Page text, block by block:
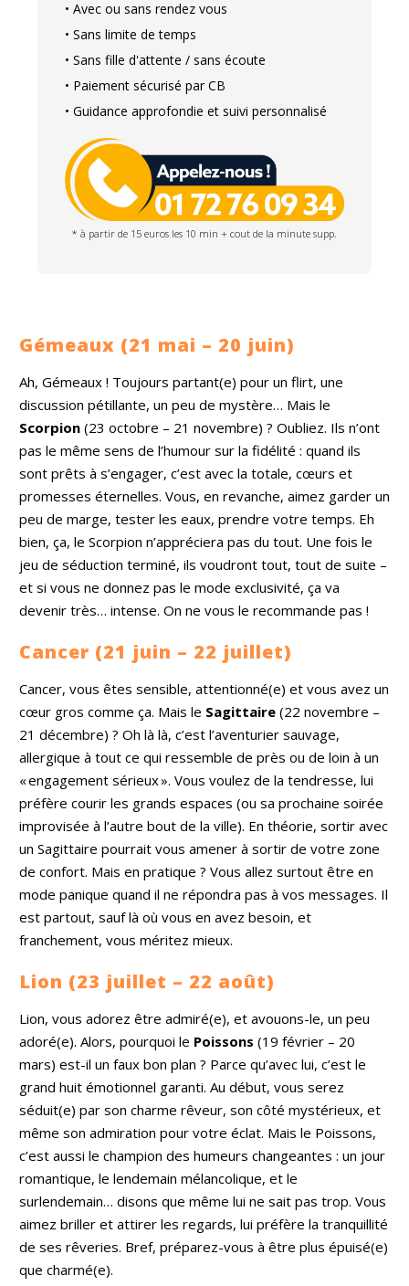
• Avec ou sans rendez vous
• Sans limite de temps
• Sans fille d'attente / sans écoute
• Paiement sécurisé par CB
• Guidance approfondie et suivi personnalisé
* à partir de 15 euros les 10 min + cout de la minute supp.
Gémeaux (21 mai – 20 juin)
Ah, Gémeaux ! Toujours partant(e) pour un flirt, une
discussion pétillante, un peu de mystère… Mais le
Scorpion (23 octobre – 21 novembre) ? Oubliez. Ils n’ont
pas le même sens de l’humour sur la fidélité : quand ils
sont prêts à s’engager, c’est avec la totale, cœurs et
promesses éternelles. Vous, en revanche, aimez garder un
peu de marge, tester les eaux, prendre votre temps. Eh
bien, ça, le Scorpion n’appréciera pas du tout. Une fois le
jeu de séduction terminé, ils voudront tout, tout de suite –
et si vous ne donnez pas le mode exclusivité, ça va
devenir très… intense. On ne vous le recommande pas !
Cancer (21 juin – 22 juillet)
Cancer, vous êtes sensible, attentionné(e) et vous avez un
cœur gros comme ça. Mais le Sagittaire (22 novembre –
21 décembre) ? Oh là là, c’est l’aventurier sauvage,
allergique à tout ce qui ressemble de près ou de loin à un
« engagement sérieux ». Vous voulez de la tendresse, lui
préfère courir les grands espaces (ou sa prochaine soirée
improvisée à l’autre bout de la ville). En théorie, sortir avec
un Sagittaire pourrait vous amener à sortir de votre zone
de confort. Mais en pratique ? Vous allez surtout être en
mode panique quand il ne répondra pas à vos messages. Il
est partout, sauf là où vous en avez besoin, et
franchement, vous méritez mieux.
Lion (23 juillet – 22 août)
Lion, vous adorez être admiré(e), et avouons-le, un peu
adoré(e). Alors, pourquoi le Poissons (19 février – 20
mars) est-il un faux bon plan ? Parce qu’avec lui, c’est le
grand huit émotionnel garanti. Au début, vous serez
séduit(e) par son charme rêveur, son côté mystérieux, et
même son admiration pour votre éclat. Mais le Poissons,
c’est aussi le champion des humeurs changeantes : un jour
romantique, le lendemain mélancolique, et le
surlendemain… disons que même lui ne sait pas trop. Vous
aimez briller et attirer les regards, lui préfère la tranquillité
de ses rêveries. Bref, préparez-vous à être plus épuisé(e)
que charmé(e).